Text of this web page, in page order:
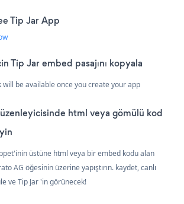
Tip Jar App
Tip Jar embed pasajını kopyala
will be available once you create your app
html veya gömülü kod
üstüne html veya bir embed kodu alan
AG öğesinin üzerine yapıştırın. kaydet, canlı
ve Tip Jar 'in görünecek!